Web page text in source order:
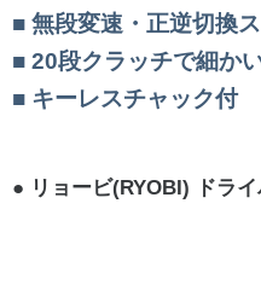
無段変速・正逆切換
20段クラッチで細か
キーレスチャック付
リョービ(RYOBI) ドラ